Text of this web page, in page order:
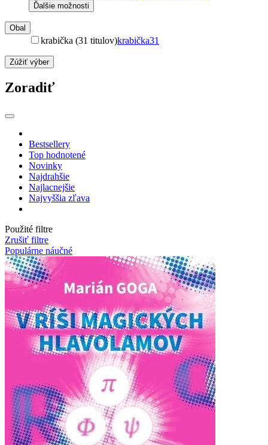
Ďalšie možnosti
Obal
krabička (31 titulov)krabička31
Zúžiť výber
Zoradiť
Bestsellery
Top hodnotené
Novinky
Najdrahšie
Najlacnejšie
Najvyššia zľava
Použité filtre
Zrušiť filtre
Populárne náučné